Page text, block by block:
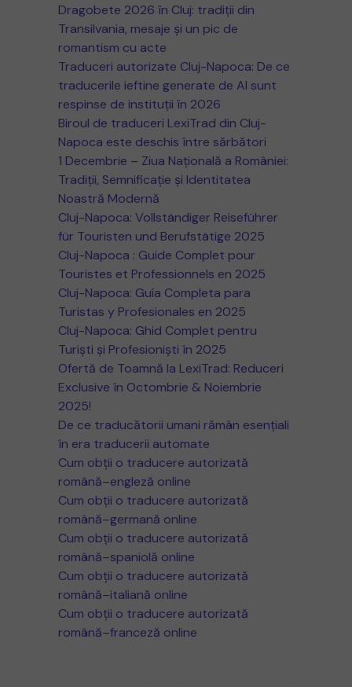
Dragobete 2026 în Cluj: tradiții din
Transilvania, mesaje și un pic de
romantism cu acte
Traduceri autorizate Cluj-Napoca: De ce
traducerile ieftine generate de AI sunt
respinse de instituții în 2026
Biroul de traduceri LexiTrad din Cluj-
Napoca este deschis între sărbători
1 Decembrie – Ziua Națională a României:
Tradiții, Semnificație și Identitatea
Noastră Modernă
Cluj-Napoca: Vollständiger Reiseführer
für Touristen und Berufstätige 2025
Cluj-Napoca : Guide Complet pour
Touristes et Professionnels en 2025
Cluj-Napoca: Guía Completa para
Turistas y Profesionales en 2025
Cluj-Napoca: Ghid Complet pentru
Turiști și Profesioniști în 2025
Ofertă de Toamnă la LexiTrad: Reduceri
Exclusive în Octombrie & Noiembrie
2025!
De ce traducătorii umani rămân esențiali
în era traducerii automate
Cum obții o traducere autorizată
română–engleză online
Cum obții o traducere autorizată
română–germană online
Cum obții o traducere autorizată
română–spaniolă online
Cum obții o traducere autorizată
română–italiană online
Cum obții o traducere autorizată
română–franceză online